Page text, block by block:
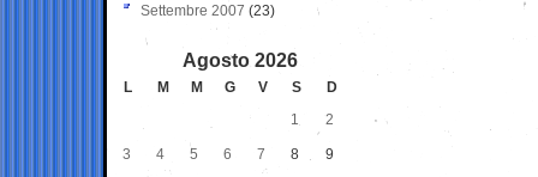
Settembre 2007 (23)
Agosto 2026
L M M G V S
D
1
2
3 4 5 6 7 8 9